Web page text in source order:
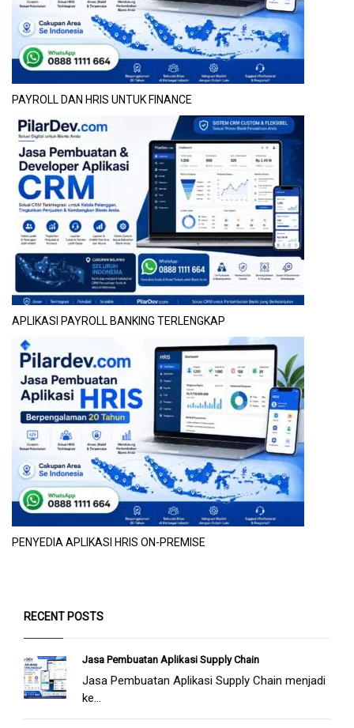
PAYROLL DAN HRIS UNTUK FINANCE
APLIKASI PAYROLL BANKING TERLENGKAP
PENYEDIA APLIKASI HRIS ON-PREMISE
RECENT POSTS
Jasa Pembuatan Aplikasi Supply Chain
Jasa Pembuatan Aplikasi Supply Chain menjadi
ke...